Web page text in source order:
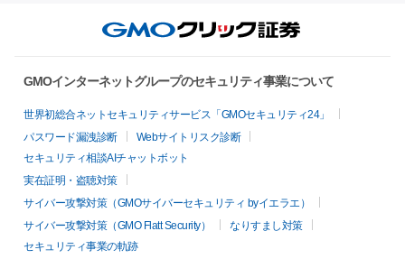
GMOインターネットグループのセキュリティ事業について
世界初総合ネットセキュリティサービス「GMOセキュリティ24」
パスワード漏洩診断
Webサイトリスク診断
セキュリティ相談AIチャットボット
実在証明・盗聴対策
サイバー攻撃対策（GMOサイバーセキュリティ byイエラエ）
サイバー攻撃対策（GMO Flatt Security）
なりすまし対策
セキュリティ事業の軌跡